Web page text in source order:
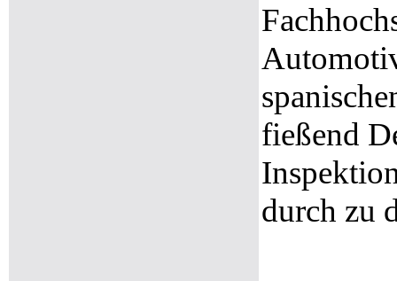
fießend
durch zu